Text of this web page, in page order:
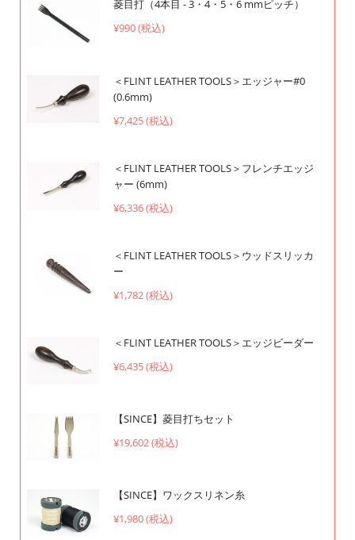
菱目打（4本目 - 3・4・5・6 mmピッチ）
¥990 (税込)
＜FLINT LEATHER TOOLS＞エッジャー#0
(0.6mm)
¥7,425 (税込)
＜FLINT LEATHER TOOLS＞フレンチエッジ
ャー (6mm)
¥6,336 (税込)
＜FLINT LEATHER TOOLS＞ウッドスリッカ
ー
¥1,782 (税込)
＜FLINT LEATHER TOOLS＞エッジビーダー
¥6,435 (税込)
【SINCE】菱目打ちセット
¥19,602 (税込)
【SINCE】ワックスリネン糸
¥1,980 (税込)